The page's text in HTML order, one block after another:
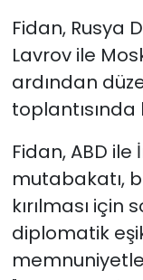
Fidan, Rusya
Lavrov ile
ardından
toplantısında
Fidan, ABD
mutabakatı,
kırılması için
diplomatik
memnuniyetle